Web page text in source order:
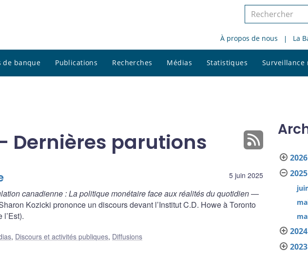
Rechercher
le
site
À propos de nous La
de banque Publications Recherches Médias Statistiques Surveillance
Dernières parutions
5 juin 2025
canadienne : La politique monétaire face aux réalités du quotidien—
Kozicki prononce un discours devant l’Institut C.D. Howe à Toronto
l’Est).
, Discours et activités publiques, Diffusions
2026
2025
2024
2023